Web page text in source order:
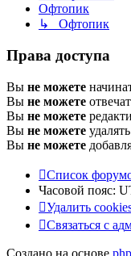
Офтопик
↳ Офтопик
Права доступа
Вы не можете
Вы не можете
Вы не можете
Вы не можете
Вы не можете
Список
Часовой пояс:
Удалить
Связаться
Связаться с ад
Создано на основе